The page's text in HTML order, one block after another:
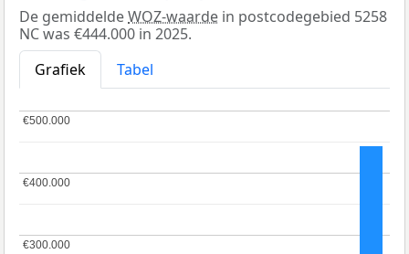
De gemiddeldeWOZ-waarde in postcodegebied 5258
NC was €444.000 in 2025.
Grafiek
Tabel
€300.000
€300.000
€400.000
€400.000
€500.000
€500.000